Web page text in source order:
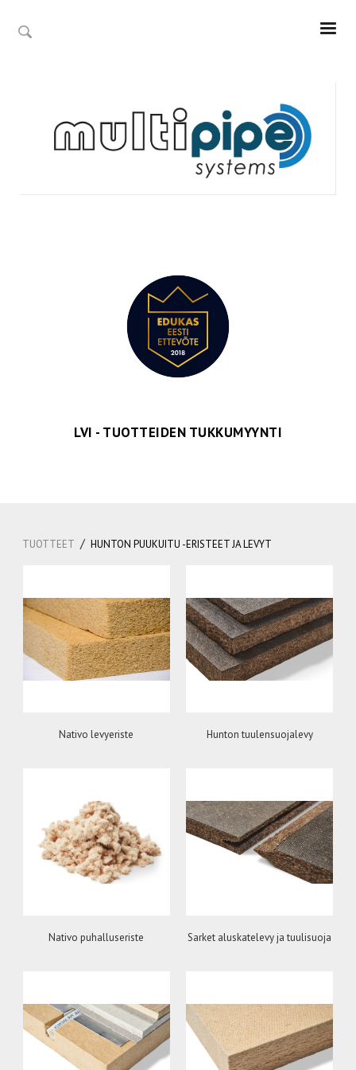
LVI - TUOTTEIDEN TUKKUMYYNTI
TUOTTEET / HUNTON PUUKUITU -ERISTEET JA LEVYT
Nativo levyeriste Hunton tuulensuojalevy
Nativo puhalluseriste Sarket aluskatelevy ja tuulisuoja